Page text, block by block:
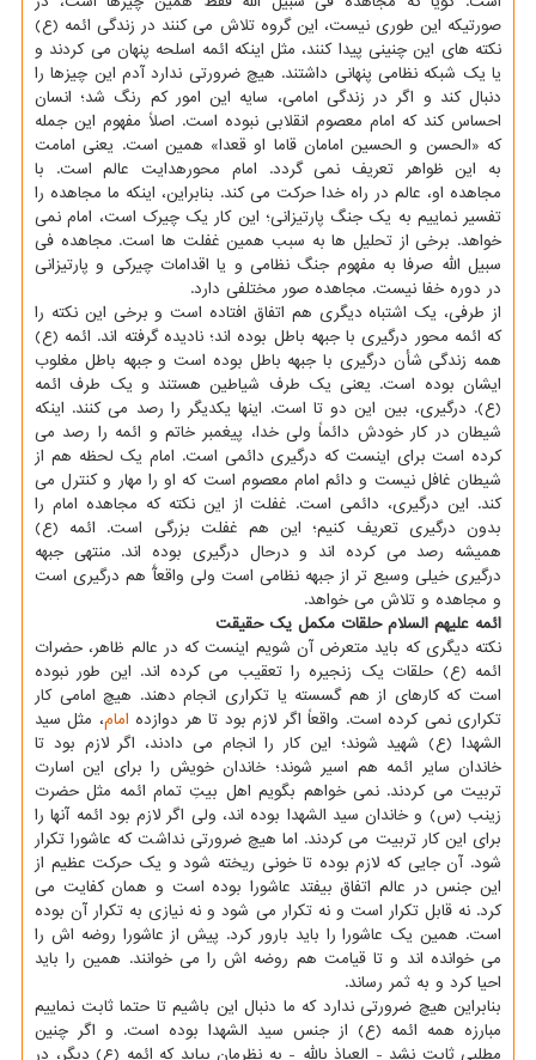
صورتیکه این طوری نیست، این گروه تلاش می کنند در زندگی ائمه (ع)
نکته های این چنینی پیدا کنند، مثل اینکه ائمه اسلحه پنهان می کردند و
یا یک شبکه نظامی پنهانی داشتند. هیچ ضرورتی ندارد آدم این چیزها را
دنبال کند و اگر در زندگی امامی، سایه این امور کم رنگ شد؛ انسان
احساس کند که امام معصوم انقلابی نبوده است. اصلاً مفهوم این جمله
که «الحسن و الحسین امامان قاما او قعدا» همین است. یعنی امامت
به این ظواهر تعریف نمی گردد. امام محورهدایت عالم است. با
مجاهده او، عالم در راه خدا حرکت می کند. بنابراین، اینکه ما مجاهده را
تفسیر نماییم به یک جنگ پارتیزانی؛ این کار یک چیرک است، امام نمی
خواهد. برخی از تحلیل ها به سبب همین غفلت ها است. مجاهده فی
سبیل الله صرفا به مفهوم جنگ نظامی و یا اقدامات چیرکی و پارتیزانی
در دوره خفا نیست. مجاهده صور مختلفی دارد.
از طرفی، یک اشتباه دیگری هم اتفاق افتاده است و برخی این نکته را
که ائمه محور درگیری با جبهه باطل بوده اند؛ نادیده گرفته اند. ائمه (ع)
همه زندگی شأن درگیری با جبهه باطل بوده است و جبهه باطل مغلوب
ایشان بوده است. یعنی یک طرف شیاطین هستند و یک طرف ائمه
(ع). درگیری، بین این دو تا است. اینها یکدیگر را رصد می کنند. اینکه
شیطان در کار خودش دائماً ولی خدا، پیغمبر خاتم و ائمه را رصد می
کرده است برای اینست که درگیری دائمی است. امام یک لحظه هم از
شیطان غافل نیست و دائم امام معصوم است که او را مهار و کنترل می
کند. این درگیری، دائمی است. غفلت از این نکته که مجاهده امام را
بدون درگیری تعریف کنیم؛ این هم غفلت بزرگی است. ائمه (ع)
همیشه رصد می کرده اند و درحال درگیری بوده اند. منتهی جبهه
درگیری خیلی وسیع تر از جبهه نظامی است ولی واقعآً هم درگیری است
و مجاهده و تلاش می خواهد.
ائمه علیهم السلام حلقات مکمل یک حقیقت
نکته دیگری که باید متعرض آن شویم اینست که در عالم ظاهر، حضرات
ائمه (ع) حلقات یک زنجیره را تعقیب می کرده اند. این طور نبوده
است که کارهای از هم گسسته یا تکراری انجام دهند. هیچ امامی کار
تکراری نمی کرده است. واقعاً اگر لازم بود تا هر دوازده امام، مثل سید
الشهدا (ع) شهید شوند؛ این کار را انجام می دادند، اگر لازم بود تا
خاندان سایر ائمه هم اسیر شوند؛ خاندان خویش را برای این اسارت
تربیت می کردند. نمی خواهم بگویم اهل بیتِ تمام ائمه مثل حضرت
زینب (س) و خاندان سید الشهدا بوده اند، ولی اگر لازم بود ائمه آنها را
برای این کار تربیت می کردند. اما هیچ ضرورتی نداشت که عاشورا تکرار
شود. آن جایی که لازم بوده تا خونی ریخته شود و یک حرکت عظیم از
این جنس در عالم اتفاق بیفتد عاشورا بوده است و همان کفایت می
کرد. نه قابل تکرار است و نه تکرار می شود و نه نیازی به تکرار آن بوده
است. همین یک عاشورا را باید بارور کرد. پیش از عاشورا روضه اش را
می خوانده اند و تا قیامت هم روضه اش را می خوانند. همین را باید
احیا کرد و به ثمر رساند.
بنابراین هیچ ضرورتی ندارد که ما دنبال این باشیم تا حتما ثابت نماییم
مبارزه همه ائمه (ع) از جنس سید الشهدا بوده است. و اگر چنین
مطلبی ثابت نشد - العیاذ بالله - به نظرمان بیاید که ائمه (ع) دیگر، در